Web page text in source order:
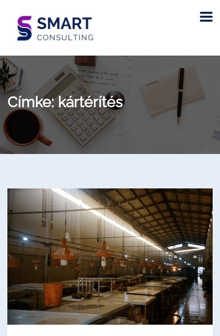
Címke: kártérítés